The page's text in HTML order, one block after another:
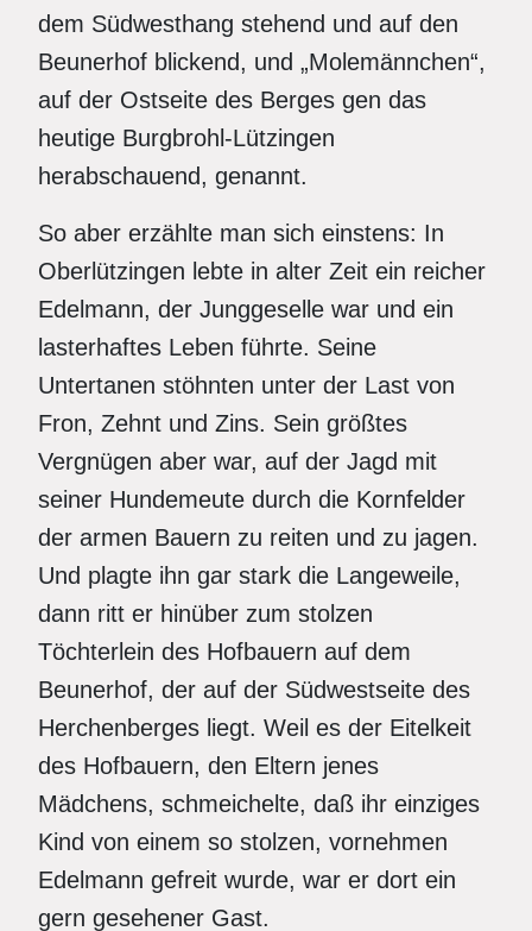
dem Südwesthang stehend und auf den
Beunerhof blickend, und „Molemännchen“,
auf der Ostseite des Berges gen das
heutige Burgbrohl-Lützingen
herabschauend, genannt.
So aber erzählte man sich einstens: In
Oberlützingen lebte in alter Zeit ein reicher
Edelmann, der Junggeselle war und ein
lasterhaftes Leben führte. Seine
Untertanen stöhnten unter der Last von
Fron, Zehnt und Zins. Sein größtes
Vergnügen aber war, auf der Jagd mit
seiner Hundemeute durch die Kornfelder
der armen Bauern zu reiten und zu jagen.
Und plagte ihn gar stark die Langeweile,
dann ritt er hinüber zum stolzen
Töchterlein des Hofbauern auf dem
Beunerhof, der auf der Südwestseite des
Herchenberges liegt. Weil es der Eitelkeit
des Hofbauern, den Eltern jenes
Mädchens, schmeichelte, daß ihr einziges
Kind von einem so stolzen, vornehmen
Edelmann gefreit wurde, war er dort ein
gern gesehener Gast.